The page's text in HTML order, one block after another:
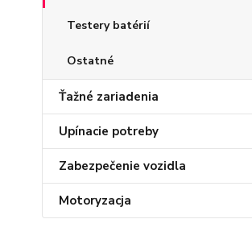
Testery batérií
Ostatné
Ťažné zariadenia
Upínacie potreby
Zabezpečenie vozidla
Motoryzacja